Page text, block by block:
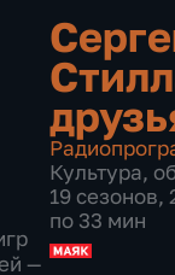
—
Культура,
19 сезонов,
по 33 мин